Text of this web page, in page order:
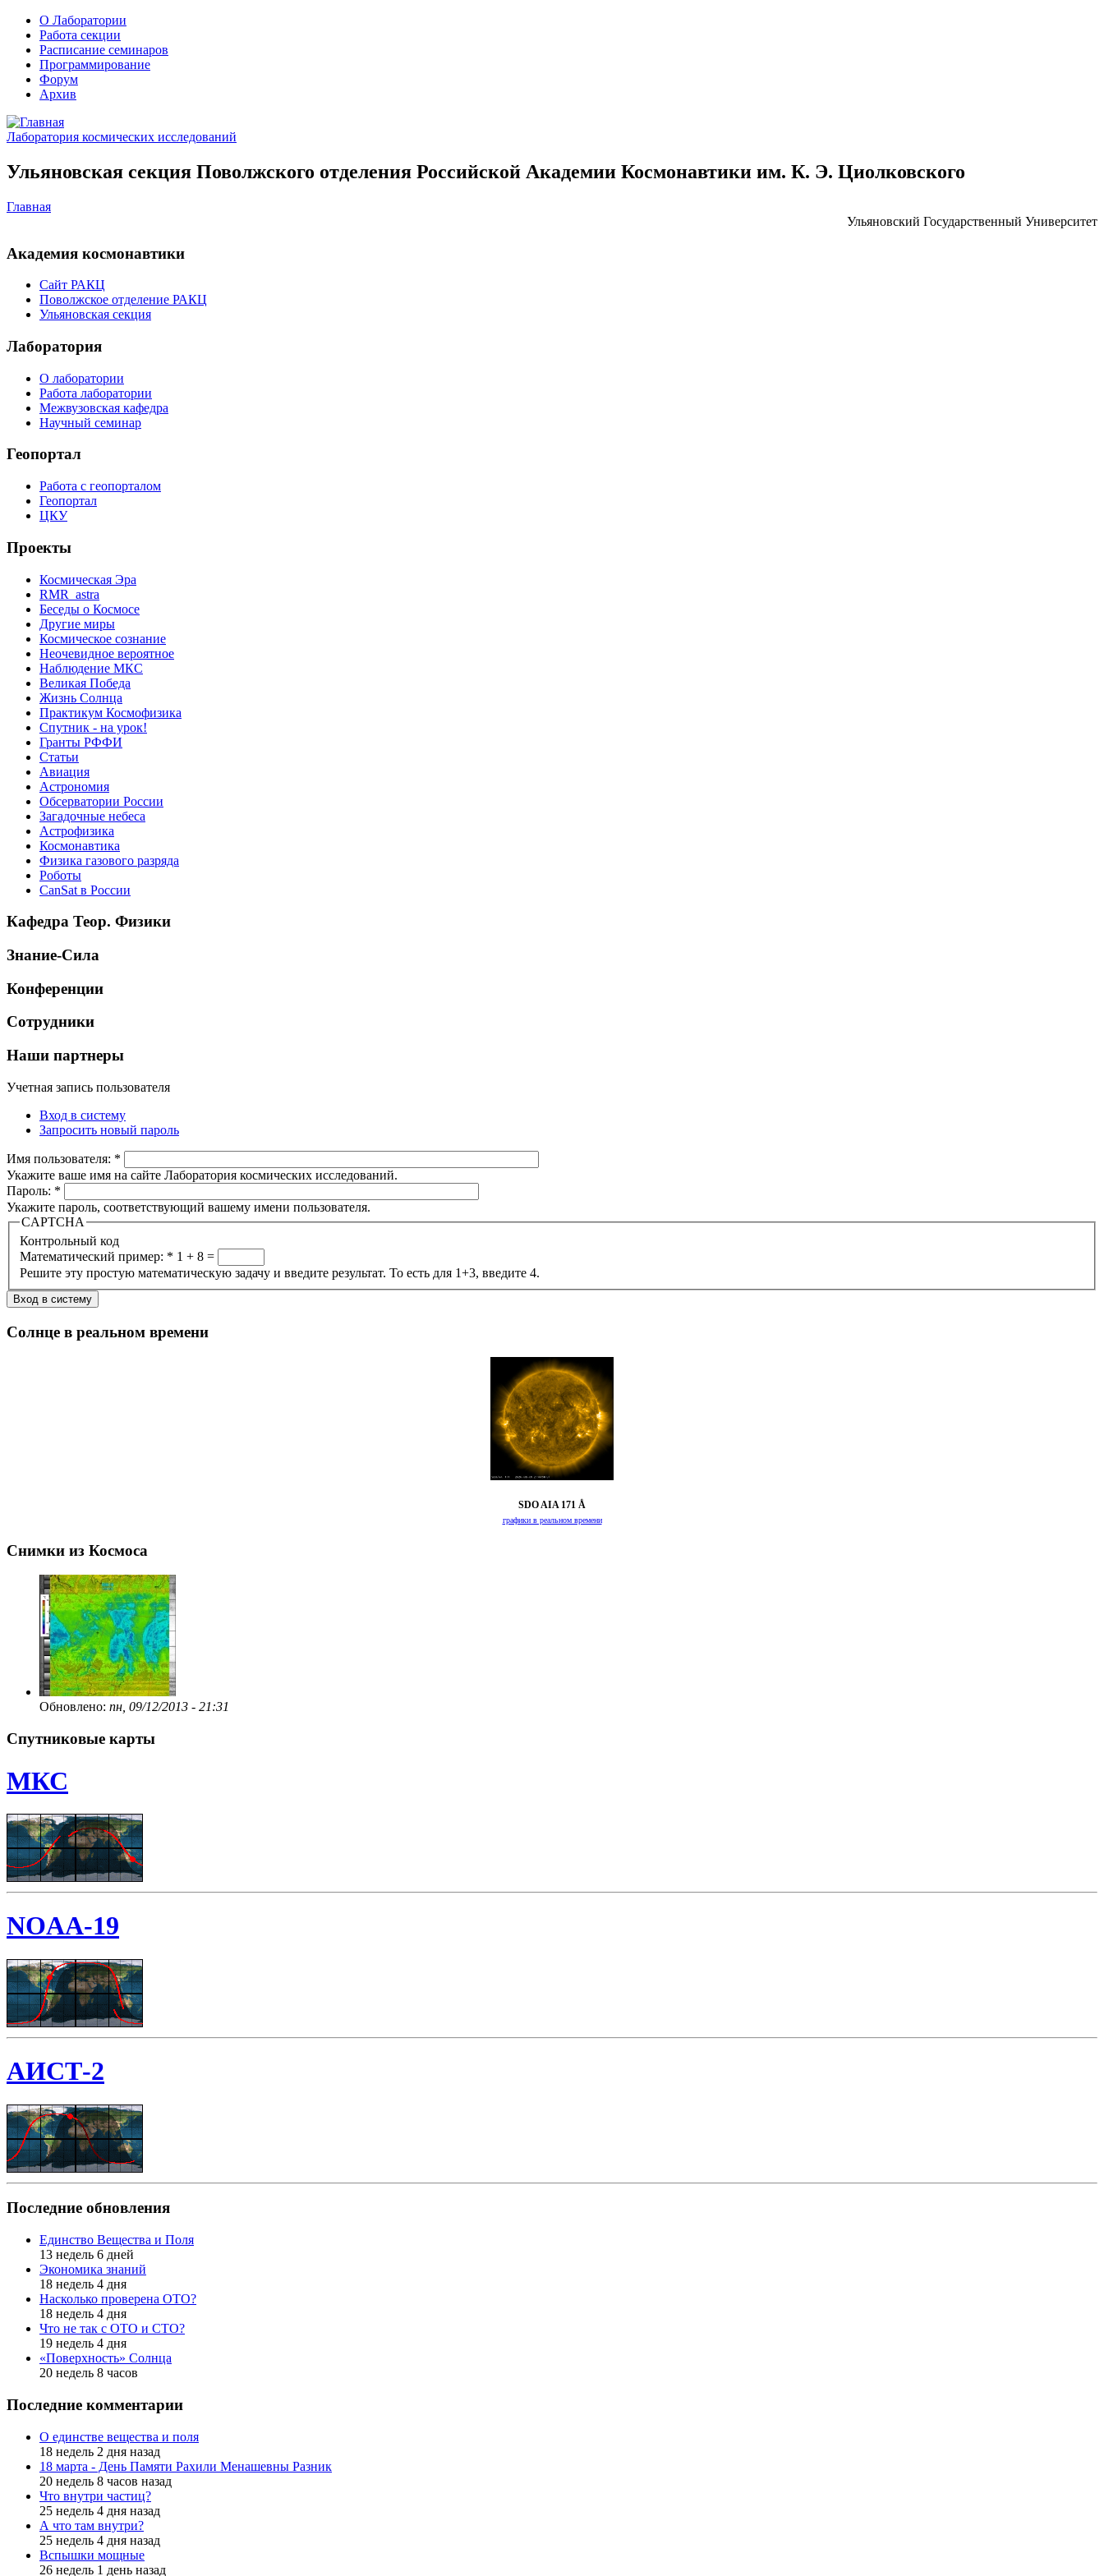
О Лаборатории
Работа секции
Расписание семинаров
Программирование
Форум
Архив
Лаборатория космических исследований
Ульяновская секция Поволжского отделения Российской Академии Космонавтики им. К. Э. Циолковского
Главная
Ульяновский Государственный Университет
Академия космонавтики
Сайт РАКЦ
Поволжское отделение РАКЦ
Ульяновская секция
Лаборатория
О лаборатории
Работа лаборатории
Межвузовская кафедра
Научный семинар
Геопортал
Работа с геопорталом
Геопортал
ЦКУ
Проекты
Космическая Эра
RMR_astra
Беседы о Космосе
Другие миры
Космическое сознание
Неочевидное вероятное
Наблюдение МКС
Великая Победа
Жизнь Солнца
Практикум Космофизика
Спутник - на урок!
Гранты РФФИ
Статьи
Авиация
Астрономия
Обсерватории России
Загадочные небеса
Астрофизика
Космонавтика
Физика газового разряда
Роботы
CanSat в России
Кафедра Теор. Физики
Знание-Сила
Конференции
Сотрудники
Наши партнеры
Учетная запись пользователя
Вход в систему
Запросить новый пароль
Имя пользователя: *
Укажите ваше имя на сайте Лаборатория космических исследований.
Пароль: *
Укажите пароль, соответствующий вашему имени пользователя.
CAPTCHA
Контрольный код
Математический пример: * 1 + 8 =
Решите эту простую математическую задачу и введите результат. То есть для 1+3, введите 4.
Солнце в реальном времени
SDO AIA 171 Å
графики в реальном времени
Снимки из Космоса
Обновлено: пн, 09/12/2013 - 21:31
Спутниковые карты
МКС
NOAA-19
АИСТ-2
Последние обновления
Единство Вещества и Поля
13 недель 6 дней
Экономика знаний
18 недель 4 дня
Насколько проверена ОТО?
18 недель 4 дня
Что не так с ОТО и СТО?
19 недель 4 дня
«Поверхность» Солнца
20 недель 8 часов
Последние комментарии
О единстве вещества и поля
18 недель 2 дня назад
18 марта - День Памяти Рахили Менашевны Разник
20 недель 8 часов назад
Что внутри частиц?
25 недель 4 дня назад
А что там внутри?
25 недель 4 дня назад
Вспышки мощные
26 недель 1 день назад